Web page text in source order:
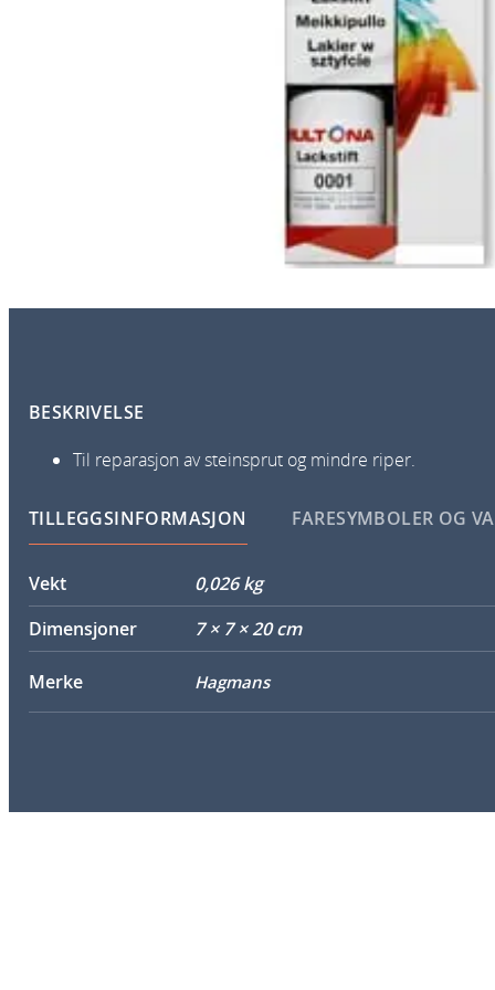
BESKRIVELSE
Til reparasjon av steinsprut og mindre riper.
TILLEGGSINFORMASJON FARESYMBOLER OG
Vekt
0,026 kg
Dimensjoner
7 × 7 × 20 cm
Merke Hagmans